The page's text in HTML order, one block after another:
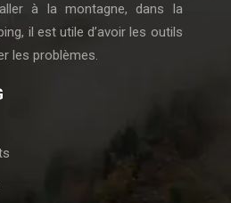
à la montagne, dans la
il est utile d’avoir les outils
les problèmes.